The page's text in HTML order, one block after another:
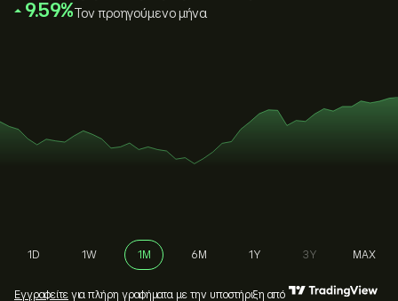
‎9.59‎ Τον προηγούμενο μήνα
1D 1W 1M 6M 1Y 3Y MAX
Εγγραφείτε για πλήρη γραφήματα με την υποστήριξη από